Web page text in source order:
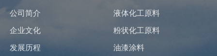
公司简介
企业文化
发展历程
液体化工原料
粉状化工原料
油漆涂料